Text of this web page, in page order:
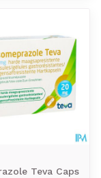
voorschrift
Teva Caps